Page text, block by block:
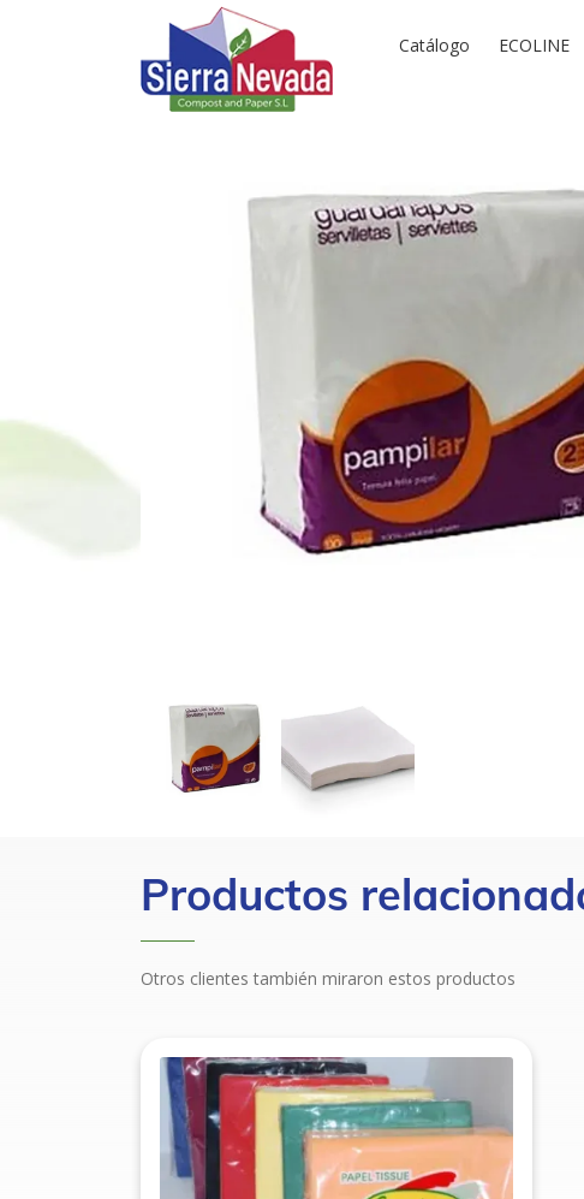
Catálogo ECOLINE
Productos
Otros clientes también miraron estos productos